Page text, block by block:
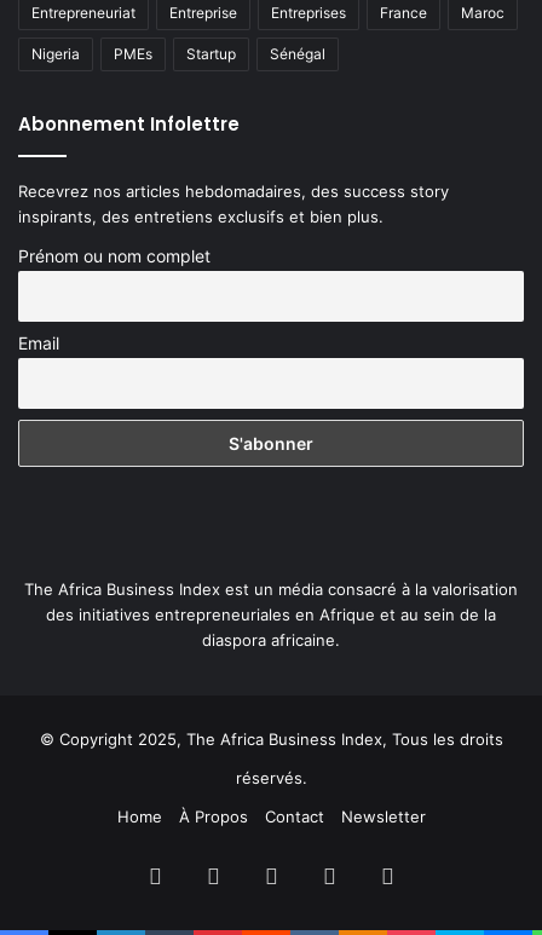
Entrepreneuriat Entreprise Entreprises France Maroc
Nigeria PMEs Startup Sénégal
Abonnement Infolettre
Recevrez nos articles hebdomadaires, des success story
inspirants, des entretiens exclusifs et bien plus.
Prénom ou nom complet
Email
The Africa Business Index est un média consacré à la valorisation
des initiatives entrepreneuriales en Afrique et au sein de la
diaspora africaine.
© Copyright 2025, The Africa Business Index, Tous les droits
réservés.
Home
À Propos Contact Newsletter
Facebook LinkedinYouTube